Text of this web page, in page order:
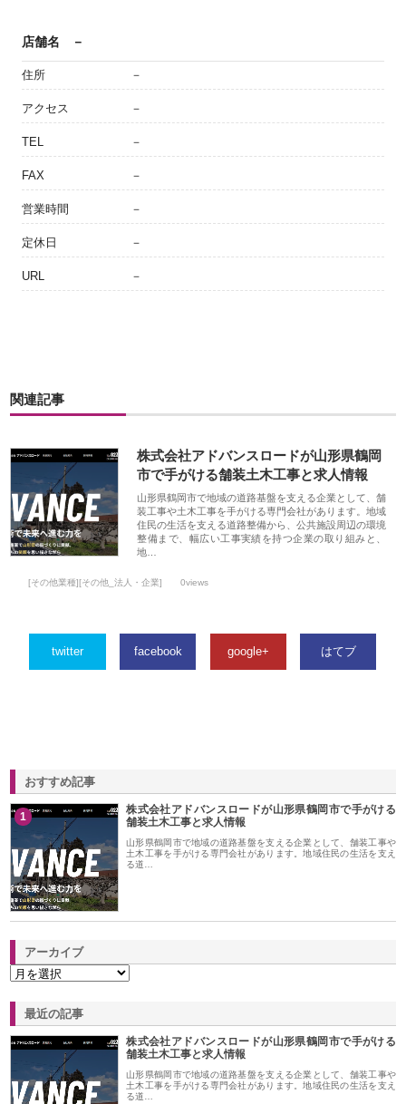
店舗名 －
住所 －
アクセス －
TEL －
FAX －
営業時間 －
定休日 －
URL －
関連記事
株式会社アドバンスロードが山形県鶴岡
市で手がける舗装土木工事と求人情報
山形県鶴岡市で地域の道路基盤を支える企業として、舗
装工事や土木工事を手がける専門会社があります。地域
住民の生活を支える道路整備から、公共施設周辺の環境
整備まで、幅広い工事実績を持つ企業の取り組みと、
地…
[その他業種][その他_法人・企業] 0views
twitter facebook google+ はてブ
おすすめ記事
1
株式会社アドバンスロードが山形県鶴岡市で手がける
舗装土木工事と求人情報
山形県鶴岡市で地域の道路基盤を支える企業として、舗装工事や
土木工事を手がける専門会社があります。地域住民の生活を支え
る道…
アーカイブ
最近の記事
株式会社アドバンスロードが山形県鶴岡市で手がける
舗装土木工事と求人情報
山形県鶴岡市で地域の道路基盤を支える企業として、舗装工事や
土木工事を手がける専門会社があります。地域住民の生活を支え
る道…